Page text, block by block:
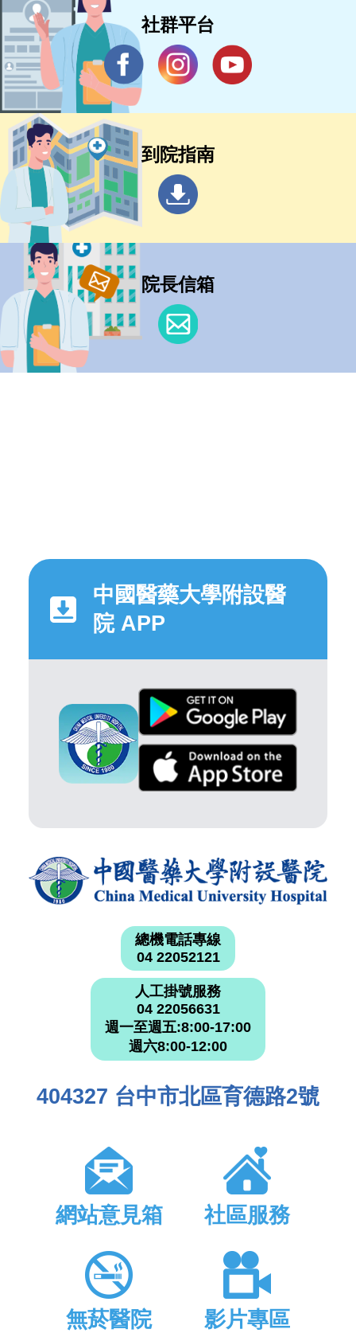
社群平台
到院指南
院長信箱
中國醫藥大學附設醫
院 APP
總機電話專線
04 22052121
人工掛號服務
04 22056631
週一至週五:8:00-17:00
週六8:00-12:00
404327 台中市北區育德路2號
網站意見箱 社區服務
無菸醫院 影片專區